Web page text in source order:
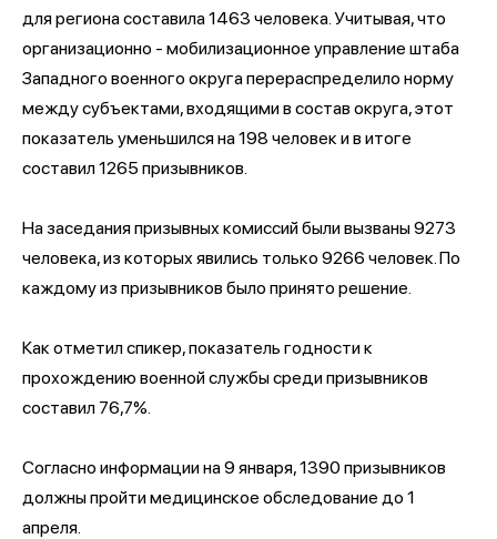
для региона составила 1463 человека. Учитывая, что
организационно - мобилизационное управление штаба
Западного военного округа перераспределило норму
между субъектами, входящими в состав округа, этот
показатель уменьшился на 198 человек и в итоге
составил 1265 призывников.
На заседания призывных комиссий были вызваны 9273
человека, из которых явились только 9266 человек. По
каждому из призывников было принято решение.
Как отметил спикер, показатель годности к
прохождению военной службы среди призывников
составил 76,7%.
Согласно информации на 9 января, 1390 призывников
должны пройти медицинское обследование до 1
апреля.